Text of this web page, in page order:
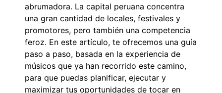
abrumadora. La capital peruana concentra
una gran cantidad de locales, festivales y
promotores, pero también una competencia
feroz. En este artículo, te ofrecemos una guía
paso a paso, basada en la experiencia de
músicos que ya han recorrido este camino,
para que puedas planificar, ejecutar y
maximizar tus oportunidades de tocar en